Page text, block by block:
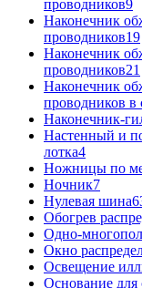
проводников9
Наконечник
проводников19
Наконечник
проводников21
Наконечник
проводников в
Наконечник-
Настенный и
лотка4
Ножницы по
Ночник7
Нулевая шина
Обогрев
Одно-
Окно
Освещение
Основание для